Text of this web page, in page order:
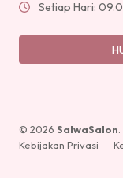
Setiap Hari:
© 2026 SalwaSalon
Kebijakan Privasi